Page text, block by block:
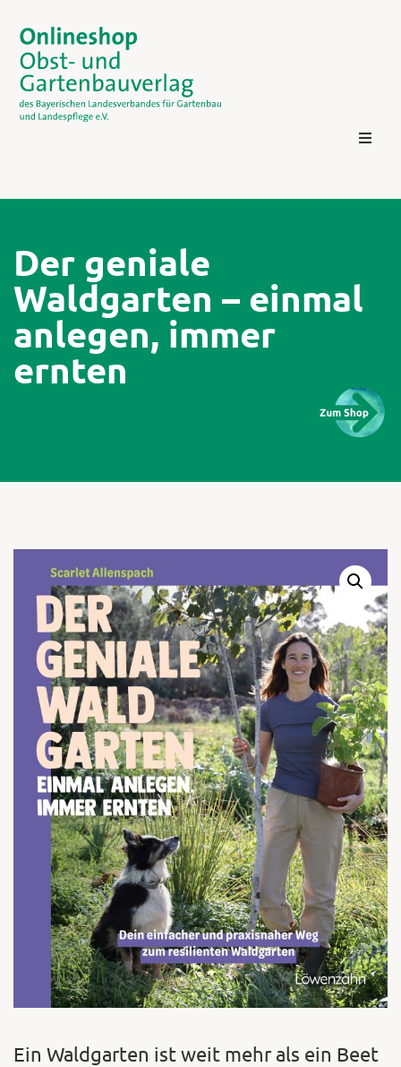
Kontakt
Login
Der geniale
Waldgarten – einmal
anlegen, immer
ernten
Ein Waldgarten ist weit mehr als ein Beet